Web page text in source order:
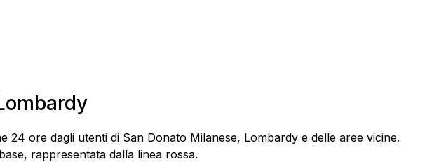
ore dagli utenti di San Donato Milanese, Lombardy e delle aree vicine.
rappresentata dalla linea rossa.